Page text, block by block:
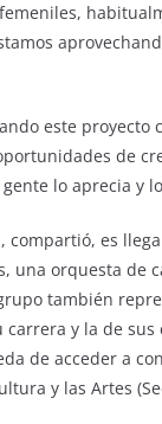
este proyecto
de
lo aprecia y
compartió, es
una orquesta de
también
y la de sus
de acceder a
y las Artes